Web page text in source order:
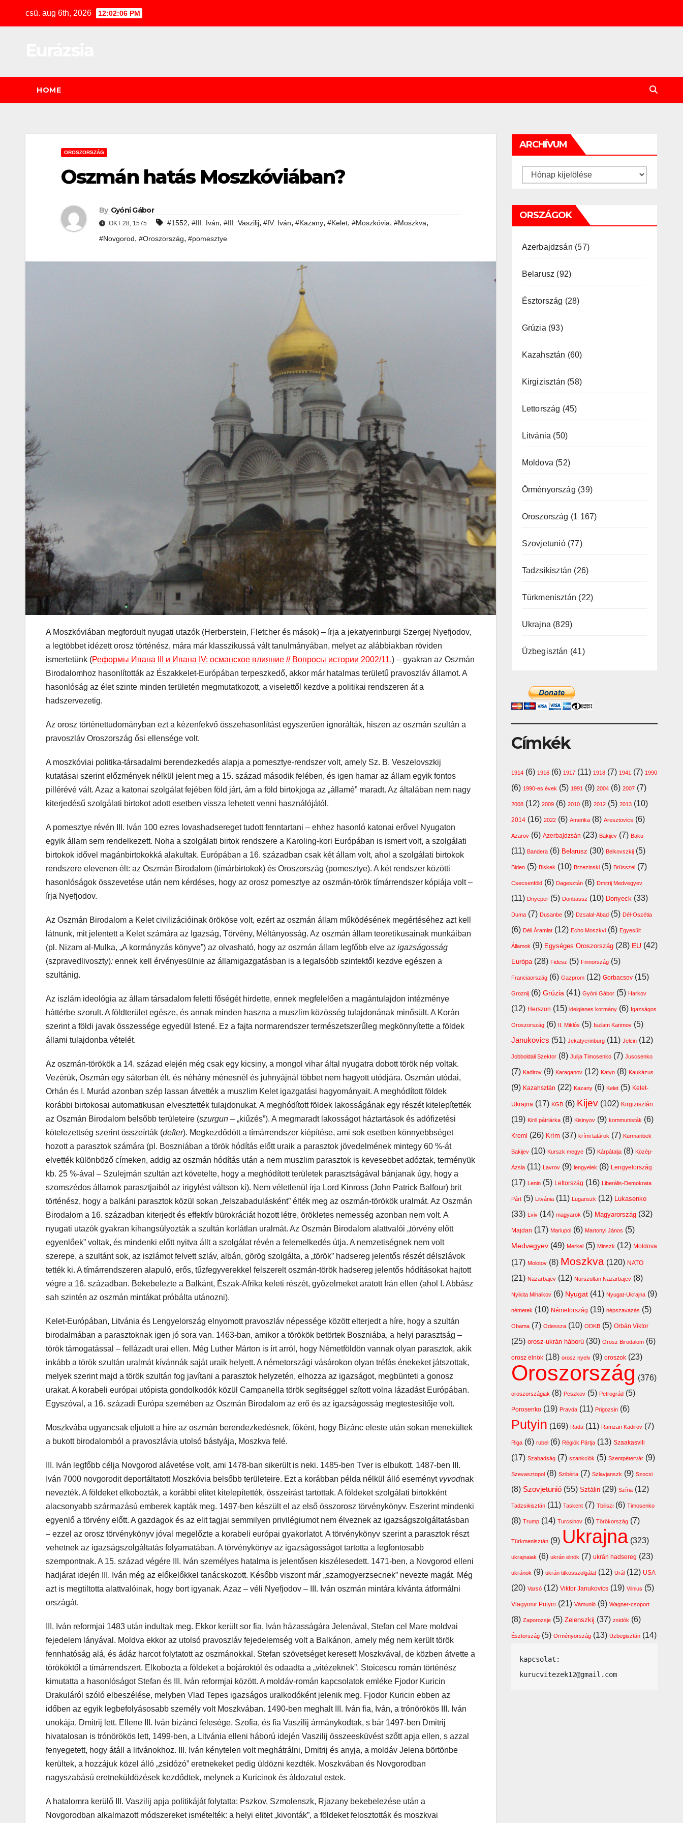
csü. aug 6th, 2026 12:02:08 PM
HOME
OROSZORSZÁG
Oszmán hatás Moszkóviában?
By Gyóni Gábor
OKT 28, 1575 #1552, #III. Iván, #III. Vaszilij, #IV. Iván, #Kazany, #Kelet, #Moszkóvia, #Moszkva,
#Novgorod, #Oroszország, #pomesztye
A Moszkóviában megfordult nyugati utazók (Herberstein, Fletcher és mások) – írja a jekatyerinburgi Szergej Nyefjodov,
a legtöbbet idézett orosz történész, mára már klasszikussá vált tanulmányában, melyet az alábbiakban röviden
ismertetünk (Реформы Ивана III и Ивана IV: османское влияние // Вопросы истории 2002/11.) – gyakran az Oszmán
Birodalomhoz hasonlították az Északkelet-Európában terpeszkedő, akkor már hatalmas területű pravoszláv államot. A
hasonlóság az élet szinte minden területén megmutatkozott, a viselettől kezdve a politikai rendszeren át a
hadszervezetig.
Az orosz történettudományban ezt a kézenfekvő összehasonlítást egyszerűen ignorálták, hiszen az oszmán szultán a
pravoszláv Oroszország ősi ellensége volt.
A moszkóviai politika-társadalmi berendezkedés alapja a pomesztye-rendszer volt, amely Sz. B. Veszelovszkij
kutatásai szerint előzmények nélkül jelent meg a 15. század második felében, és igen hamar az állam egyik fontos
pillérévé vált. Azaz a katonai szolgálat fejében föld járt, ám a föld birtokjoga az „államé” maradt. Az általában nem nagy
kiterjedésű szolgálati birtokot adott esetben vissza lehetett venni használójától.
A pomesztye révén III. Iván 100 ezres lovashadsereget tudott fenntartani – ehhez hasonló katonai erővel Nyugaton
egyik állam sem rendelkezett. Noha a szolgálati birtok rendszere a Karoling-kori Európában is ismert volt, a szolgálati
birtokok idővel magánbirtokokká alakultak. Európában a 16. században csak két állam volt, ahol a szolgálati birtokok
rendszere elevenen élt: az Oszmán Birodalom (tímárbirtokok) és Oroszország (pomesztye). A két rendszer közötti
hasonlóságok összevetése után nem kérdéses, hogy az orosz pomesztye az oszmán-török tímárrendszer kópiája volt –
írja Nyefjodov.
Az Oszmán Birodalom a Kelet civilizációinak örököse volt, ezért az oszmán állam működésének megértéséhez azt kell
látnunk, mit jelentett a Kelet számára az Igazság, Törvény, Méltányosság. Az oszmán állam teoretikusainak munkáiban
(pl. Nizam al-Mulka, „A kormányzás könyve”) az olvasható, hogy az oszmán állam legfőbb elve az igazságosság
(szpravedlivoszty): ennek kell érvényesülnie az államigazgatásban is a legalsóbb szintektől kezdve egészen a
szultánig.
Az iszlám ideológia az állam társadalom feletti főségét hirdette, ennek megfelelően a magántulajdon intézménye
háttérbe szorult. A földterület egésze, és annak minden haszna a muszlim közösség tulajdonának minősült. A Korán
szerint a földi javak összessége egyedül Istené. Ez a fajta normarendszer természetszerűleg megkönnyítette a földek
állami tulajdonba vételét.
Az oszmán-törökök a 14. század elején még csak egy kicsiny, a mongol vihar által nyugatra dobott török nép voltak.
Vezérük, Oszmán egy sátorban élt, és néhány ménesnél és juhnyájnál többet nem hagyott utódjára. Oszmán utódai,
Orhán és I. Murád azonban szép lassan átvették a muszlim Kelet igazgatási hagyományait. A meghódított földek
korábbi birtokosai automatikusan elvesztették tulajdonukat. A meghódított földek lakosságának egy részét kitelepítették
az Oszmán Birodalom belsőbb területeire (szurgun – „kiűzés”). A megmaradt lakosságot háztartások és adófizetési
kötelezettség szerint összeírták (defter). Megkezdődött a tímárrendszer kiépítése, ami sok esetben könnyebbséget
hozott a parasztok számára (pl. Boszniában a török hódítás előtt uraik a parasztok jövedelmének mintegy 60 %-át
elvették különböző címeken, addig az oszmán hódítás után a nem muszlim parasztok is kevesebbet adóztak, terményük
kb. 25 %-ával – Szulejmán szultán azt követelte, hogy a meghódított területek parasztságával bánjanak úgy, hogy a
szomszédos államok parasztjaiból az irigylést váltson ki). Nem véletlenül írja Lord Kinross (John Patrick Balfour) brit
történész, hogy a balkáni parasztok közül sokan „felszabadulásként” élték meg az oszmán-törökök uralmát. Az Oszmán
Birodalom a 16. században kiterjedt és effektív bürokráciát hozott létre, örökletes nemesség azonban nem volt. A
nyugati utazók gyakran kihangsúlyozták a szultán korlátlan uralmát. Az Oszmán Birodalom alattvalói „törvény előtt
egyenlőek” voltak, és mindenki előtt nyitva állt a szolgálat révén a felemelkedés útja. A nemzetiségnek nem volt
szerepe, a szultánt sok, az iszlámot felvett szláv, albán, görög szolgálta, a „török” hadsereg jelentős részét délszlávok
tették ki. A tímárrendszeren alapuló, erős, tűzfegyverekkel felszerelt oszmán-török hadsereg jelentős hódításokat hajtott
végre a 16. században. Bekebelezte a Balkánt, Észak-Afrika keleti részét, győzelmeket aratott Irán ellen (ahol I. Abbász
sah szintén az oszmán mintákat próbálta utánozni).
Kelet-Európában, Litvánia és Lengyelország elnyomott pravoszláv népessége között elterjedt a híre, hogy a szultán
birodalmában a parasztoknak igen jó sora van. 1463-ban, amikor a törökök betörtek Boszniába, a helyi parasztság –
török támogatással – fellázadt urai ellen. Még Luther Márton is írt arról, hogy Németföldön vannak olyan parasztok, akik
inkább a török szultán uralmát kívánnák saját uraik helyett. A németországi vásárokon olyan tréfás énekeket játszottak,
melyek szerint majd a török szultán fog javítani a parasztok helyzetén, elhozza az igazságot, megbünteti a gonosz
urakat. A korabeli európai utópista gondolkodók közül Campanella török segítséggel szított volna lázadást Európában.
Egyszóval, a 16. századi Európa szemében az Oszmán Birodalom az erő és az igazságosság megtestesítője volt.
Moszkvába ugyancsak eljutott a híre az oszmán berendezkedésnek, főként, hogy Bizánc eleste után sokan menekültek
a bukott birodalomból a pravoszlávia utolsó bástyája, Moszkva felé.
III. Iván legfőbb célja Novgorod alávetése volt, ami 1478-ban sikerült is neki. 1485-ben Tver is elbukott. 1487-ben III.
Iván 7000 novgorodit deportáltatott Moszkóvia belsőbb területeire. Ezt a korábban példa nélkül álló eseményt vyvodnak
nevezték. A földeket elkobozták, a korábbi elitet kitelepítették, összeírást tartottak. A földeket szolgálati birtokként
alacsonyabb származású emberek kapták meg. 1497-ben készült el az első összorosz törvénykönyv. Eszerint mindenki
egyenlő a törvény előtt. A gazdagok és az elit tagjai semmilyen privilégiumot nem élveznek az igazságszolgáltatásban
– ezzel az orosz törvénykönyv jóval megelőzte a korabeli európai gyakorlatot. A törvénykönyv szerint a parasztok részt
vehetnek az igazságszolgáltatás folyamatában. A törvénykönyv az igazságosságot tartotta a legfontosabb
szempontnak. A 15. század végére III. Iván személyes hatalma is jelentősen kiszélesedett. 1471-ben, a Novgorod elleni
hadjárat idején III. Iván még az előkelőkkel tanácskozott. Később viszont már „szamogyerzsecnek” nevezte magát. Még
azt is megtiltotta alattvalóinak, hogy bort igyanak. Azaz – véli Nyefjodov – III. Iván oszmán mintára kívánta átformálni
országát.
III. Iván reformjai 1483 után indultak meg. Ekkor került sor fia, Iván házasságára Jelenával, Stefan cel Mare moldvai
fejedelem lányával. Moldva ekkor az utolsó pravoszláv fejedelemség volt a Balkánon, amely még nem került török
fennhatóság alá, és ádáz harcot folytatott az oszmánokkal. Stefan szövetséget keresett Moszkvával, de közben átvette a
törököktől a tímárrendszert. Elkobozta a földeket a bojároktól és odaadta a „vitézeknek”. Stoicescu román történész
kimutatta a hasonlóságot Stefan és III. Iván reformjai között. A moldáv-román kapcsolatok emléke Fjodor Kuricin
Drakuláról szóló elbeszélése, melyben Vlad Tepes igazságos uralkodóként jelenik meg. Fjodor Kuricin ebben az
időben az egyik legbefolyásosabb személy volt Moszkvában. 1490-ben meghalt III. Iván fia, Iván, a trónörökös III. Iván
unokája, Dmitrij lett. Ellene III. Iván bizánci felesége, Szofia, és fia Vaszilij ármánykodtak, s bár 1497-ben Dmitrij
hivatalosan is trónörökös lett, 1499-ben, a Litvánia elleni háború idején Vaszilij összeesküvést szőtt apja ellen, s azzal
fenyegetett, hogy átáll a litvánokhoz. III. Iván kénytelen volt meghátrálni, Dmitrij és anyja, a moldáv Jelena börtönbe
kerültek, a hozzájuk közel álló „zsidózó” eretnekeket pedig üldözni kezdték. Moszkvában és Novgorodban
nagyszabású eretneküldözések kezdődtek, melynek a Kuricinok és áldozatul estek.
A hatalomra kerülő III. Vaszilij apja politikáját folytatta: Pszkov, Szmolenszk, Rjazany bekebelezése után a
Novgorodban alkalmazott módszereket ismételték: a helyi elitet „kivonták”, a földeket felosztották és moszkvai
ARCHÍVUM
Archívum
ORSZÁGOK
Azerbajdzsán (57)
Belarusz (92)
Észtország (28)
Grúzia (93)
Kazahsztán (60)
Kirgizisztán (58)
Lettország (45)
Litvánia (50)
Moldova (52)
Örményország (39)
Oroszország (1 167)
Szovjetunió(77)
Tadzsikisztán (26)
Türkmenisztán (22)
Ukrajna (829)
Üzbegisztán (41)
Címkék
1914(6) 1916(6) 1917(11) 1918(7) 1941 (7) 1990
(6) 1990-es évek (5) 1991 (9) 2004(6) 2007(7)
2008(12) 2009(6) 2010(8) 2012(5) 2013(10)
2014(16) 2022(6) Amerika(8) Aresztovics (6)
Azarov(6) Azerbajdzsán (23) Bakijev(7) Baku
(11) Bandera(6) Belarusz (30) Belkovszkij(5)
Biden(5) Biskek (10) Brzezinski(5) Brüsszel(7)
Csecsenföld(6) Dagesztán(6) Dmitrij Medvegyev
(11) Dnyeper(5) Donbassz (10) Donyeck (33)
Duma(7) Dusanbe(9) Dzsalal-Abad(5) Dél-Oszétia
(6) Déli Áramlat(12) Echo Moszkvi(6) Egyesült
Államok (9) Egységes Oroszország(28) EU (42)
Európa(28) Fidesz (5) Finnország(5)
Franciaország(6) Gazprom(12) Gorbacsov(15)
Groznij(6) Grúzia (41) Gyóni Gábor(5) Harkov
(12) Herszon (15) ideiglenes kormány(6) Igazságos
Oroszország(6) II. Miklós (5) Iszlam Karimov(5)
Janukovics (51) Jekatyerinburg(11) Jelcin(12)
Jobboldali Szektor(8) Julija Timosenko(7) Juscsenko
(7) Kadirov(9) Karaganov(12) Katyn(8) Kaukázus
(9) Kazahsztán (22) Kazany(6) Kelet(5) Kelet-
Ukrajna (17) KGB(6) Kijev(102) Kirgizisztán
(19) Kirill pátriárka(8) Kisinyov(9) kommunisták (6)
Kreml (26) Krím (37) krími tatárok (7) Kurmanbek
Bakijev(10) Kurszk megye(5) Kárpátalja(8) Közép-
Ázsia(11) Lavrov(9) lengyelek (8) Lengyelország
(17) Lenin(5) Lettország (16) Liberális-Demokrata
Párt(5) Litvánia(11) Luganszk (12) Lukasenko
(33) Lviv(14) magyarok (5) Magyarország(32)
Majdan (17) Mariupol(6) Martonyi János (5)
Medvegyev(49) Merkel(5) Minszk (12) Moldova
(17) Molotov(8) Moszkva(120) NATO
(21) Nazarbajev(12) Nurszultan Nazarbajev(8)
Nyikita Mihalkov(6) Nyugat(41) Nyugat-Ukrajna(9)
németek (10) Németország (19) népszavazás (5)
Obama(7) Odessza(10) ODKB(5) Orbán Viktor
(25) orosz-ukrán háború(30) Orosz Birodalom(6)
orosz elnök(18) orosz nyelv(9) oroszok(23)
Oroszország (376)
oroszországiak (8) Peszkov(5) Petrográd(5)
Porosenko(19) Pravda(11) Prigozsin(6)
Putyin (169) Rada(11) Ramzan Kadirov(7)
Riga(6) rubel(6) Régiók Pártja(13) Szaakasvili
(17) Szabadság(7) szankciók (5) Szentpétervár(9)
Szevasztopol(8) Szibéria(7) Szlavjanszk (9) Szocsi
(8) Szovjetunió(55) Sztálin(29) Szíria(12)
Tadzsikisztán(11) Taskent(7) Tbiliszi(6) Timosenko
(8) Trump(14) Turcsinov(6) Törökország(7)
Türkmenisztán(9) Ukrajna(323)
ukrajnaiak (6) ukrán elnök (7) ukrán hadsereg (23)
ukránok (9) ukrán titkosszolgálat(12) Urál(12) USA
(20) Varsó(12) Viktor Janukovics(19) Vilnius (5)
Vlagyimir Putyin (21) Vámunió(9) Wagner-csoport
(8) Zaporozsje(5) Zelenszkij (37) zsidók (6)
Észtország(5) Örményország(13) Üzbegisztán(14)
kapcsolat:
kurucvitezek12@gmail.com